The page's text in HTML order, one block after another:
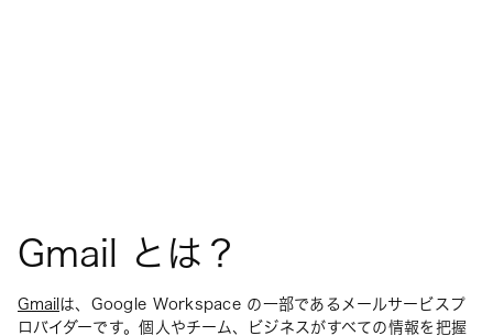
Gmail とは？
Gmail は、Google Workspace の一部であるメールサービスプ
ロバイダーです。個人やチーム、ビジネスがすべての情報を把握